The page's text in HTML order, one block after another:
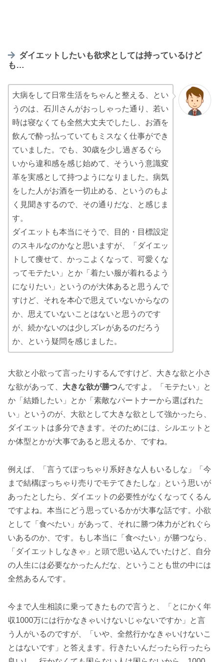
ダイエットしたいも欲求としては持っているけど
も…
大病をして日常生活をちゃんと整える、とい
うのは、石川さんがおっしゃった通り、若い
時は寝なくても全然大丈夫でしたし、お酒を
飲んで酔っ払っていてもミスなく仕事ができ
ていました。でも、30歳を少し過ぎるぐら
いから違和感を感じ始めて、そういう意識変
革を実感として持つようになりました。病気
をした人がお酒を一切止める、というのもよ
く見聞きするので、その通りだな、と感じま
す。
ダイエットも本当にそうで、目的・目標設定
のスキルなのかなと思いますが、「ダイエッ
トして痩せて、かっこよくなって、可愛くな
ってモテたい」とか「着たい服が着れるよう
になりたい」というのが大体あると思うんで
すけど、それを本心で思えていないからなの
か、思えていないことはないと思うのです
が、続かないのは少しズレがあるのだろう
か、という疑問を感じました。
大欲と小欲って言ったりするんですけど、大きな欲と小さ
な欲があって、 大きな欲が勝つんですよ。「モテたい」と
か「結婚したい」とか「素敵なパートナーから選ばれた
い」というのが、大欲として大きな欲として強かったら、
ダイエットは多分できます。そのためには、シルエットと
か体型とかが大事であると思えるか、ですね。
例えば、「言うてぽっちゃり系好きな人もいるしな」「今
まで結構ぽっちゃり売りでモテてきたしな」という思いが
あったとしたら、ダイエットの必要性がなくなってくるん
ですよね。本当にどう思っているかが大事な話です。小欲
として「食べたい」があって、それに勝つ体力がどれぐら
いあるのか、です。もし本当に「食べたい」が勝つなら、
「ダイエットしなきゃ」と頭で思い込んでいたけど、自分
の人生には必要なかったんだな、ということも世の中には
全然あるんです。
今まで人生相談に乗ってきたもので言うと、「とにかく年
収1000万には行かなきゃいけないじゃないですか」と言
う人がいるのですが、「いや、全然行かなきゃいけないこ
とはないです」と答えます。行きたいんだったら行ったら